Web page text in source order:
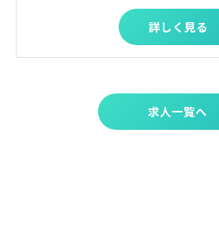
詳しく見る
求人一覧へ